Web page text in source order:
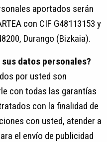
aportados serán
con CIF G48113153 y
Durango (Bizkaia).
datos personales?
por usted son
con todas las garantías
con la finalidad de
con usted, atender a
el envío de publicidad